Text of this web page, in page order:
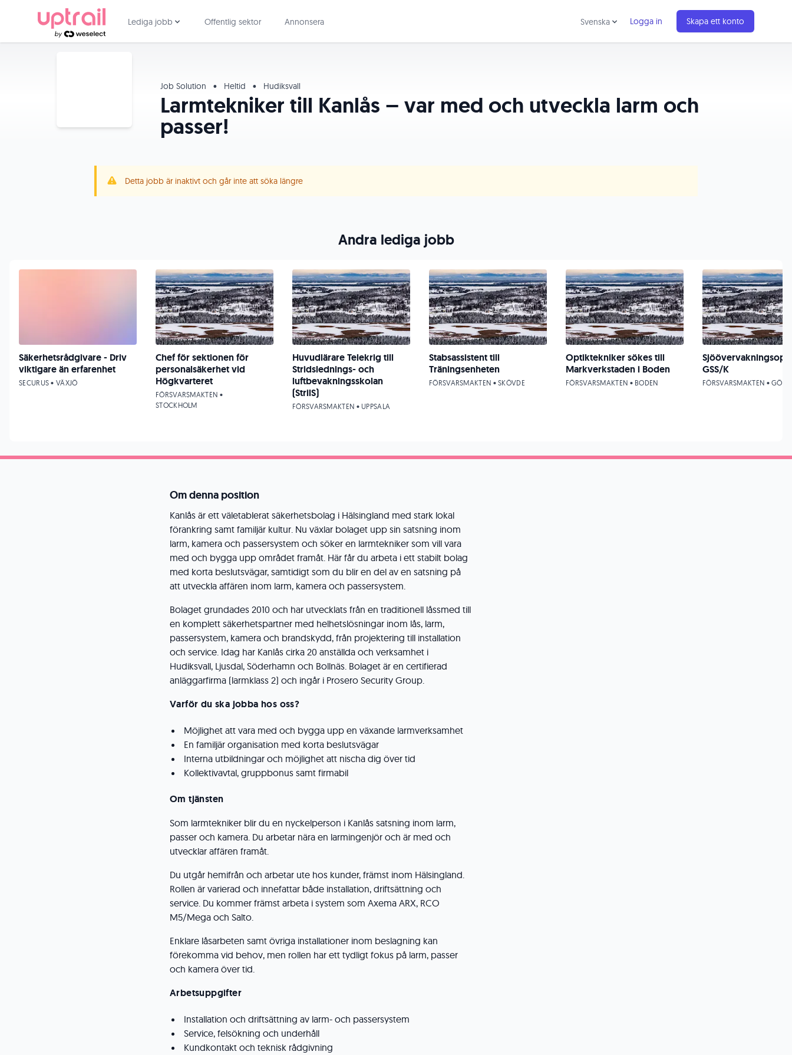
Lediga jobb Offentlig sektor Annonsera Svenska Logga in Skapa ett konto
Job Solution • Heltid • Hudiksvall
Larmtekniker till Kanlås – var med och utveckla larm och
passer!
Detta jobb är inaktivt och går inte att söka längre
Om denna position
Kanlås är ett väletablerat säkerhetsbolag i Hälsingland med stark lokal
förankring samt familjär kultur. Nu växlar bolaget upp sin satsning inom
larm, kamera och passersystem och söker en larmtekniker som vill vara
med och bygga upp området framåt. Här får du arbeta i ett stabilt bolag
med korta beslutsvägar, samtidigt som du blir en del av en satsning på
att utveckla affären inom larm, kamera och passersystem.
Bolaget grundades 2010 och har utvecklats från en traditionell låssmed till
en komplett säkerhetspartner med helhetslösningar inom lås, larm,
passersystem, kamera och brandskydd, från projektering till installation
och service. Idag har Kanlås cirka 20 anställda och verksamhet i
Hudiksvall, Ljusdal, Söderhamn och Bollnäs. Bolaget är en certifierad
anläggarfirma (larmklass 2) och ingår i Prosero Security Group.
Varför du ska jobba hos oss?
Möjlighet att vara med och bygga upp en växande larmverksamhet
En familjär organisation med korta beslutsvägar
Interna utbildningar och möjlighet att nischa dig över tid
Kollektivavtal, gruppbonus samt firmabil
Om tjänsten
Som larmtekniker blir du en nyckelperson i Kanlås satsning inom larm,
passer och kamera. Du arbetar nära en larmingenjör och är med och
utvecklar affären framåt.
Du utgår hemifrån och arbetar ute hos kunder, främst inom Hälsingland.
Rollen är varierad och innefattar både installation, driftsättning och
service. Du kommer främst arbeta i system som Axema ARX, RCO
M5/Mega och Salto.
Enklare låsarbeten samt övriga installationer inom beslagning kan
förekomma vid behov, men rollen har ett tydligt fokus på larm, passer
och kamera över tid.
Arbetsuppgifter
Installation och driftsättning av larm- och passersystem
Service, felsökning och underhåll
Kundkontakt och teknisk rådgivning
Andra lediga jobb
Säkerhetsrådgivare - Driv
viktigare än erfarenhet
SECURUS • VÄXJÖ
Chef för sektionen för
personalsäkerhet vid
Högkvarteret
FÖRSVARSMAKTEN •
STOCKHOLM
Huvudlärare Telekrig till
Stridslednings- och
luftbevakningsskolan
(StrilS)
FÖRSVARSMAKTEN • UPPSALA
Stabsassistent till
Träningsenheten
FÖRSVARSMAKTEN • SKÖVDE
Optiktekniker sökes till
Markverkstaden i Boden
FÖRSVARSMAKTEN • BODEN
GSS/K
FÖRSVARSMAKTEN •